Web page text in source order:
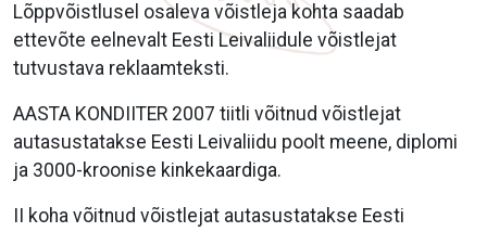
Lõppvõistlusel osaleva võistleja kohta saadab
ettevõte eelnevalt Eesti Leivaliidule võistlejat
tutvustava reklaamteksti.
AASTA KONDIITER 2007 tiitli võitnud võistlejat
autasustatakse Eesti Leivaliidu poolt meene, diplomi
ja 3000-kroonise kinkekaardiga.
II koha võitnud võistlejat autasustatakse Eesti